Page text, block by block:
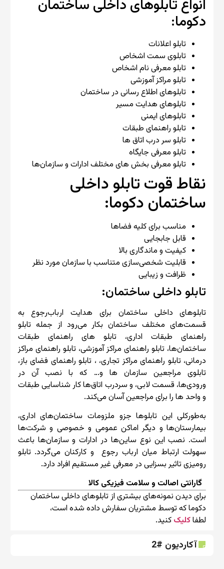
انواع تابلوهای داخلی ساختمان
دکوما:
تابلو اعلانات
تابلوی سمت اشخاص
تابلو معرفی نام اشخاص
تابلو مراکز آموزشی
تابلوهای اطلاع رسانی در ساختمان
تابلوهای هدایت مسیر
تابلوهای ایمنی
تابلو راهنمای طبقات
تابلو سر درب اتاق ها
تابلو معرفی جایگاه
تابلو معرفی بخش های مختلف ادارات و سازمان‌ها
نقاط قوت تابلو داخلی
ساختمان دکوما:
مناسب برای کلیه فضاها
قابل جابجایی
کیفیت و ماندگاری بالا
قابلیت شخصی‌سازی متناسب با سازمان مورد نظر
ظرافت و زیبایی
تابلو داخلی ساختمان:
تابلوهای داخلی ساختمان برای هدایت ارباب‌رجوع به
قسمت‌های مختلف ساختمان بکار می‌رود از جمله تابلو
راهنمای طبقات اداری، تابلو های راهنمای طبقات
ساختمان‌ها، تابلو راهنمای مراکز آموزشی، تابلو راهنمای مراکز
درمانی، تابلو راهنمای مراکز تجاری، ، تابلو راهنمای فضای باز،
تابلوی مراجعین سازمان ها و… که با نصب آن در
ورودی‌ها، قسمت لابی، و سردرب اتاق‌ها کار شناسایی طبقات
و واحد ها را برای مراجعین آسان می‌کند.
به‌طورکلی این تابلوها جزو ملزومات ساختمان‌های اداری،
بیمارستان‌ها و دیگر اماکن عمومی و خصوصی و شرکت‌ها
است. نصب این نوع ساین‌ها در ادارات و سازمان‌ها باعث
سهولت ارتباط میان ارباب رجوع و کارکنان می‌گردد. تابلو
رومیزی تاثیر بسزایی در معرفی غیر مستقیم افراد دارد.
گارانتی اصالت و سلامت فیزیکی کالا
برای دیدن نمونه‌های بیشتری از تابلوهای داخلی ساختمان
دکوما که توسط مشتریان سفارش داده شده است،
لطفاکلیک کنید.
آکاردیون #2